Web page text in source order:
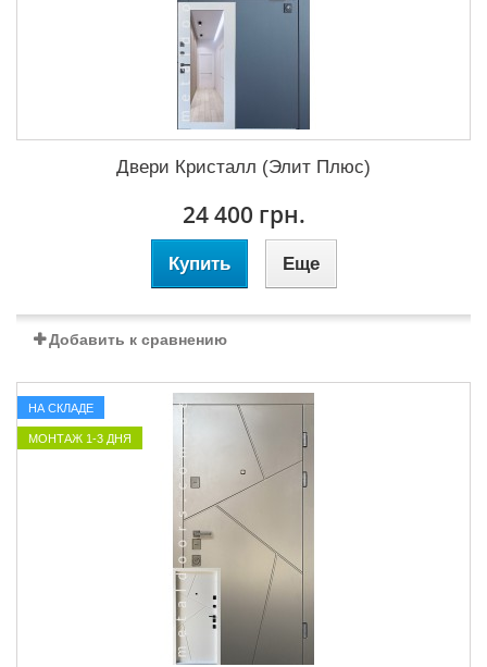
Двери Кристалл (Элит Плюс)
24 400 грн.
Купить Еще
Добавить к сравнению
НА СКЛАДЕ
МОНТАЖ 1-3 ДНЯ